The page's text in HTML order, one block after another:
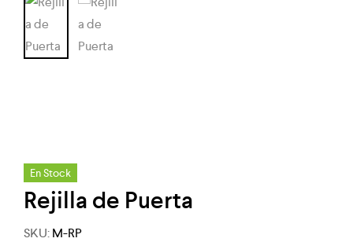
En Stock
Rejilla de Puerta
SKU:M-RP